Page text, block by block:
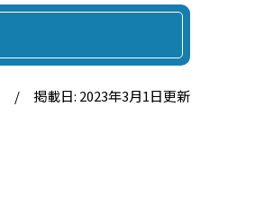
掲載日: 2023年3月1日更新